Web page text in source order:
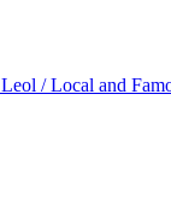
/ Local and